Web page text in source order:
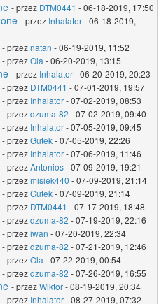
- przez DTM0441 - 06-18-2019, 17:50
- przez Inhalator- 06-18-2019,
- przeznatan - 06-19-2019, 11:52
- przezOla - 06-20-2019, 13:15
- przez Inhalator- 06-20-2019, 20:23
- przez DTM0441 - 07-01-2019, 19:57
- przez Inhalator- 07-02-2019, 08:53
- przezdzuma-82 - 07-02-2019, 09:40
- przez Inhalator- 07-05-2019, 09:45
- przezGutek- 07-05-2019, 22:26
- przez Inhalator- 07-06-2019, 11:46
- przezAntonios- 07-09-2019, 19:21
- przezmisiek440 - 07-09-2019, 21:14
- przezGutek- 07-09-2019, 21:14
- przez DTM0441 - 07-17-2019, 18:48
- przezdzuma-82 - 07-19-2019, 22:16
- przeziwan - 07-20-2019, 22:34
- przezdzuma-82 - 07-21-2019, 12:46
- przezOla - 07-22-2019, 00:54
- przezdzuma-82 - 07-26-2019, 16:55
- przezWiktor- 08-19-2019, 20:34
- przez Inhalator- 08-27-2019, 07:32